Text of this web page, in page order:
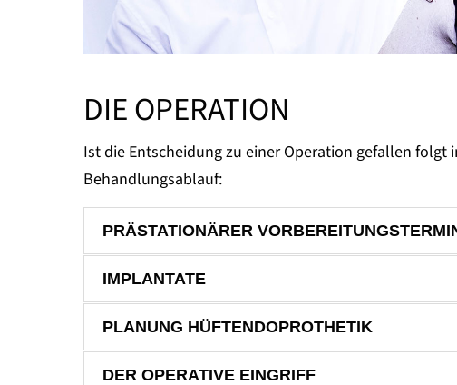
DIE OPERATION
Ist die Entscheidung zu einer Operation gefallen folgt
Behandlungsablauf:
PRÄSTATIONÄRER
IMPLANTATE
PLANUNG HÜFTENDOPROTHETIK
DER OPERATIVE EINGRIFF